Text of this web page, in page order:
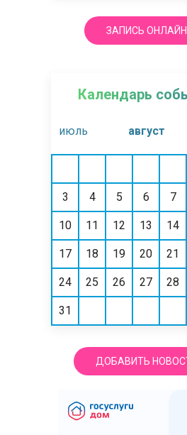
ЗАПИСЬ ОНЛАЙН
Календарь
июль август
3 4 5 6 7
10 11 12 13 14
17 18 19 20 21
24 25 26 27 28
31
ДОБАВИТЬ